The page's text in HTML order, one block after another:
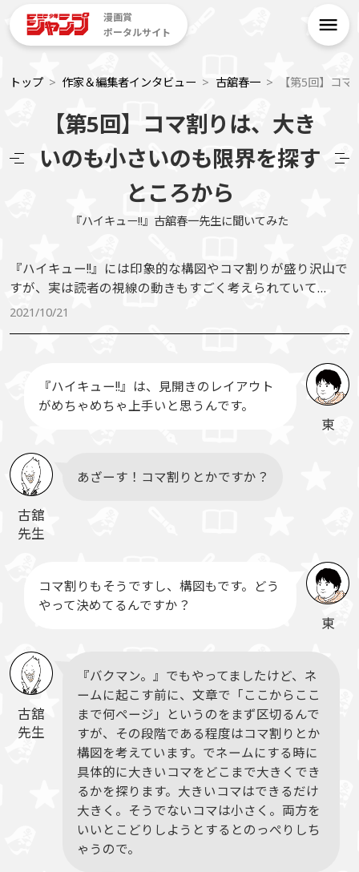
漫画賞
ポータルサイト
トップ 作家＆編集者インタビュー 古舘春一 【第5回】コ
【第5回】コマ割りは、大き
いのも小さいのも限界を探す
ところから
『ハイキュー!!』古舘春一先生に聞いてみた
『ハイキュー!!』には印象的な構図やコマ割りが盛り沢山で
すが、実は読者の視線の動きもすごく考えられていて…
2021/10/21
東
『ハイキュー!!』は、見開きのレイアウト
がめちゃめちゃ上手いと思うんです。
古舘
先生
あざーす！コマ割りとかですか？
東
コマ割りもそうですし、構図もです。どう
やって決めてるんですか？
古舘
先生
『バクマン。』でもやってましたけど、ネ
ームに起こす前に、文章で「ここからここ
まで何ページ」というのをまず区切るんで
すが、その段階である程度はコマ割りとか
構図を考えています。でネームにする時に
具体的に大きいコマをどこまで大きくでき
るかを探ります。大きいコマはできるだけ
大きく。そうでないコマは小さく。両方を
いいとこどりしようとするとのっぺりしち
ゃうので。